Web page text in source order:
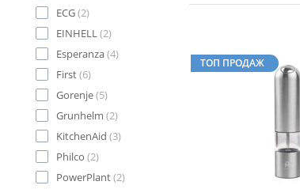
ECG(2)
EINHELL(2)
Esperanza(4)
First(6)
Gorenje(5)
Grunhelm (2)
KitchenAid (3)
Philco (2)
PowerPlant(2)
ТОП ПРОДАЖ